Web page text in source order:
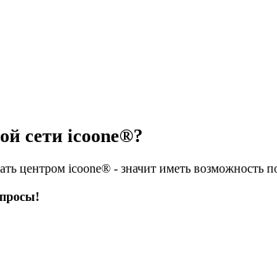
сети icoone®?
центром icoone® - значит иметь